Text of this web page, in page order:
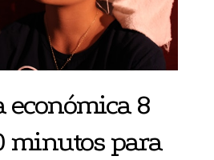
económica 8
minutos para